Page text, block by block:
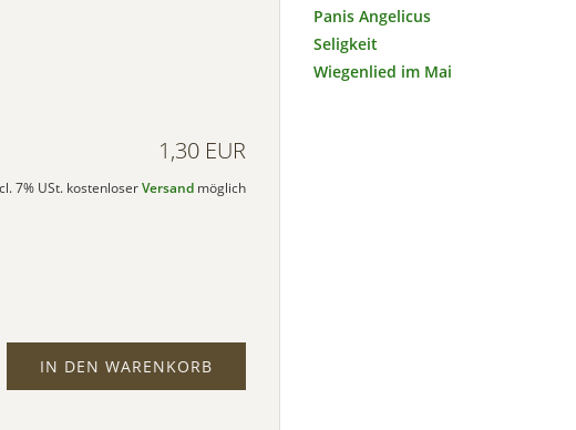
1,30 EUR
7% USt. kostenloser Versandmöglich
IN DEN WARENKORB
Panis Angelicus
Seligkeit
Wiegenlied im Mai